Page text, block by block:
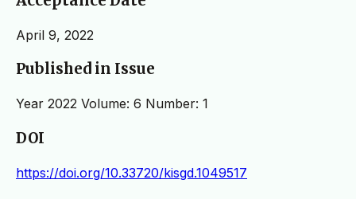
April 9, 2022
Published in Issue
Year 2022 Volume: 6 Number: 1
DOI
https://doi.org/10.33720/kisgd.1049517